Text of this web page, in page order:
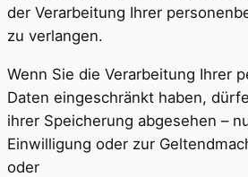
der Verarbeitung Ihrer
zu verlangen.
Wenn Sie die Verarbeitung Ihrer
Daten eingeschränkt haben,
ihrer Speicherung abgesehen –
Einwilligung oder zur
oder